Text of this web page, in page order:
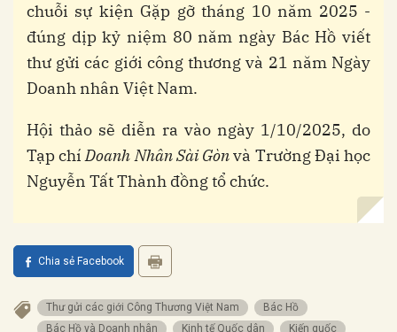
chuỗi sự kiện Gặp gỡ tháng 10 năm 2025 -
đúng dịp kỷ niệm 80 năm ngày Bác Hồ viết
thư gửi các giới công thương và 21 năm Ngày
Doanh nhân Việt Nam.
Hội thảo sẽ diễn ra vào ngày 1/10/2025, do
Tạp chíDoanh Nhân Sài Gònvà Trường Đại học
Nguyễn Tất Thành đồng tổ chức.
Chia sẻ Facebook
Thư gửi các giới Công Thương Việt Nam
Bác Hồ
Bác Hồ và Doanh nhân
Kinh tế Quốc dân Kiến quốc